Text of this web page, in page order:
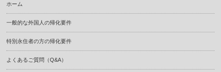
ホーム
一般的な外国人の帰化要件
特別永住者の方の帰化要件
よくあるご質問（Q&A）